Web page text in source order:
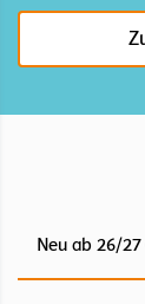
Neu ab 26/27